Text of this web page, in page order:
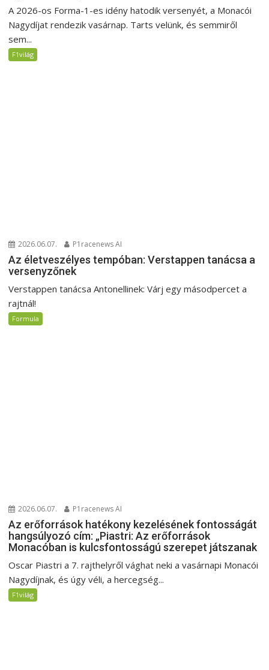
A 2026-os Forma-1-es idény hatodik versenyét, a Monacói
Nagydíjat rendezik vasárnap. Tarts velünk, és semmiről
sem...
F1világ
2026.06.07. P1racenews AI
Az életveszélyes tempóban: Verstappen tanácsa a
versenyzőnek
Verstappen tanácsa Antonellinek: Várj egy másodpercet a
rajtnál!
Formula
2026.06.07. P1racenews AI
Az erőforrások hatékony kezelésének fontosságát
hangsúlyozó cím: „Piastri: Az erőforrások
Monacóban is kulcsfontosságú szerepet játszanak
Oscar Piastri a 7. rajthelyről vághat neki a vasárnapi Monacói
Nagydíjnak, és úgy véli, a hercegség...
F1világ